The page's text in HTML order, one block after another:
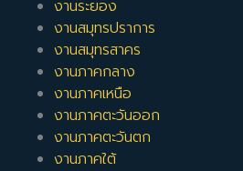
งานระยอง
งานสมุทรปราการ
งานสมุทรสาคร
งานภาคกลาง
งานภาคเหนือ
งานภาคตะวันออก
งานภาคตะวันตก
งานภาคใต้